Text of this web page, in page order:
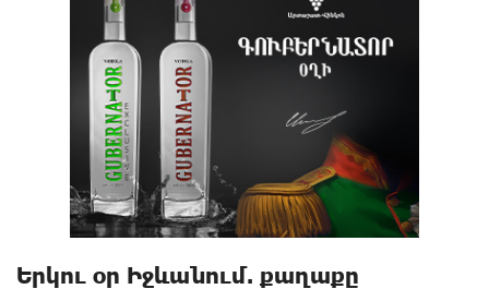
Երկու օր Իջևանում. քաղաքը